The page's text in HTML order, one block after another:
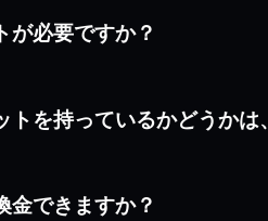
が必要ですか？
トを持っているかどうかは
金できますか？